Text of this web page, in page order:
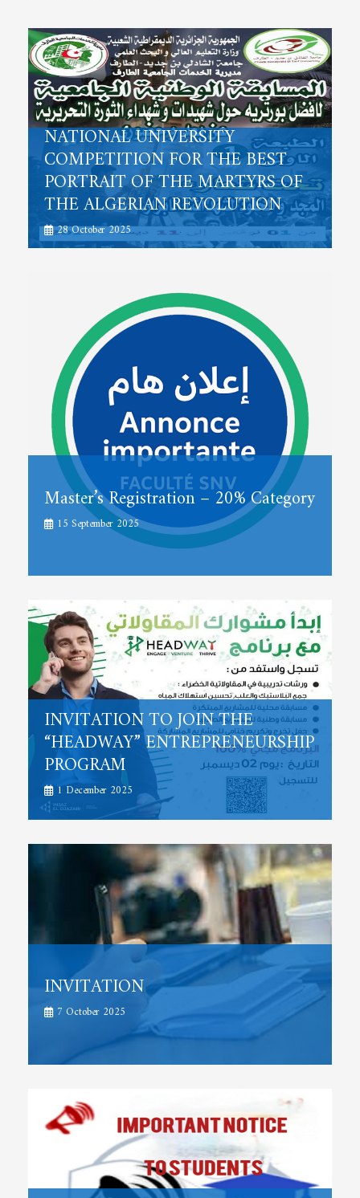
NATIONAL UNIVERSITY
COMPETITION FOR THE BEST
PORTRAIT OF THE MARTYRS OF
THE ALGERIAN REVOLUTION
28 October 2025
Master’s Registration – 20% Category
15 September 2025
INVITATION TO JOIN THE
“HEADWAY” ENTREPRENEURSHIP
PROGRAM
1 December 2025
INVITATION
7 October 2025